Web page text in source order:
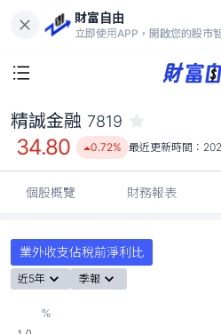
財富自由
立即使用APP，開啟您的股市
34.80
0.72%
精誠金融 7819
34.80 0.72% 最近更新時間：
個股概覽 財務報表
業外收支佔稅前淨利比
近5年 季報